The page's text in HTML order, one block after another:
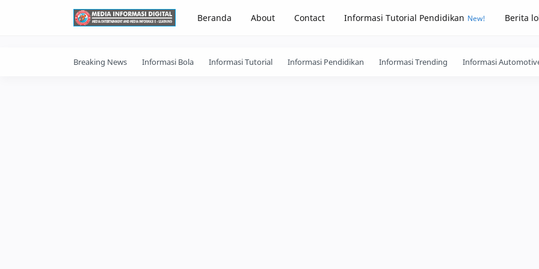
Beranda
About Contact Informasi Tutorial Pendidikan Berita
Breaking News Informasi Bola Informasi Tutorial Informasi Pendidikan Informasi Trending Informasi